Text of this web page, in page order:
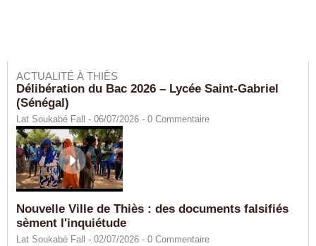
ACTUALITÉ À THIÈS
Délibération du Bac 2026 – Lycée Saint-Gabriel
(Sénégal)
Lat Soukabé Fall - 06/07/2026 - 0 Commentaire
Nouvelle Ville de Thiès : des documents falsifiés
sèment l'inquiétude
Lat Soukabé Fall - 02/07/2026 - 0 Commentaire